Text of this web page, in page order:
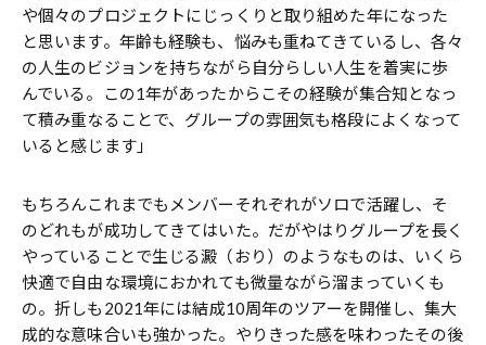
や個々のプロジェクトにじっくりと取り組めた年になった
と思います。年齢も経験も、悩みも重ねてきているし、各々
の人生のビジョンを持ちながら自分らしい人生を着実に歩
んでいる。この1年があったからこその経験が集合知となっ
て積み重なることで、グループの雰囲気も格段によくなって
いると感じます」
もちろんこれまでもメンバーそれぞれがソロで活躍し、そ
のどれもが成功してきてはいた。だがやはりグループを長く
やっていることで生じる澱（おり）のようなものは、いくら
快適で自由な環境におかれても微量ながら溜まっていくも
の。折しも2021年には結成10周年のツアーを開催し、集大
成的な意味合いも強かった。やりきった感を味わったその後